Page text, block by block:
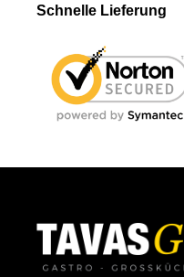
Schnelle Lieferung